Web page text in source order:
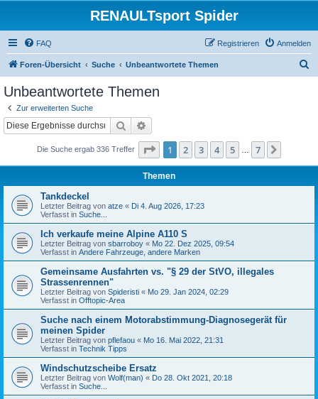
RENAULTsport Spider
FAQ Anmelden
Registrieren
Foren-Übersicht Suche Unbeantwortete Themen
Unbeantwortete Themen
Zur erweiterten Suche
Suche
Die Suche ergab 336 Treffer Seite 1von
1 2 3 4 5 7
Themen
Tankdeckel
Letzter Beitrag von atze « Di 4. Aug 2026, 17:23
Verfasst in Suche...
Ich verkaufe meine Alpine A110 S
Letzter Beitrag von sbarroboy « Mo 22. Dez 2025, 09:54
Verfasst in Andere Fahrzeuge, andere Marken
Gemeinsame Ausfahrten vs. "§ 29 der StVO, illegales
Strassenrennen"
Letzter Beitrag von Spideristi « Mo 29. Jan 2024, 02:29
Verfasst in Offtopic-Area
Suche nach einem Motorabstimmung-Diagnosegerät für
meinen Spider
Letzter Beitrag von pflefaou « Mo 16. Mai 2022, 21:31
Verfasst in Technik Tipps
Windschutzscheibe Ersatz
Letzter Beitrag von Wolf(man) « Do 28. Okt 2021, 20:18
Verfasst in Suche...